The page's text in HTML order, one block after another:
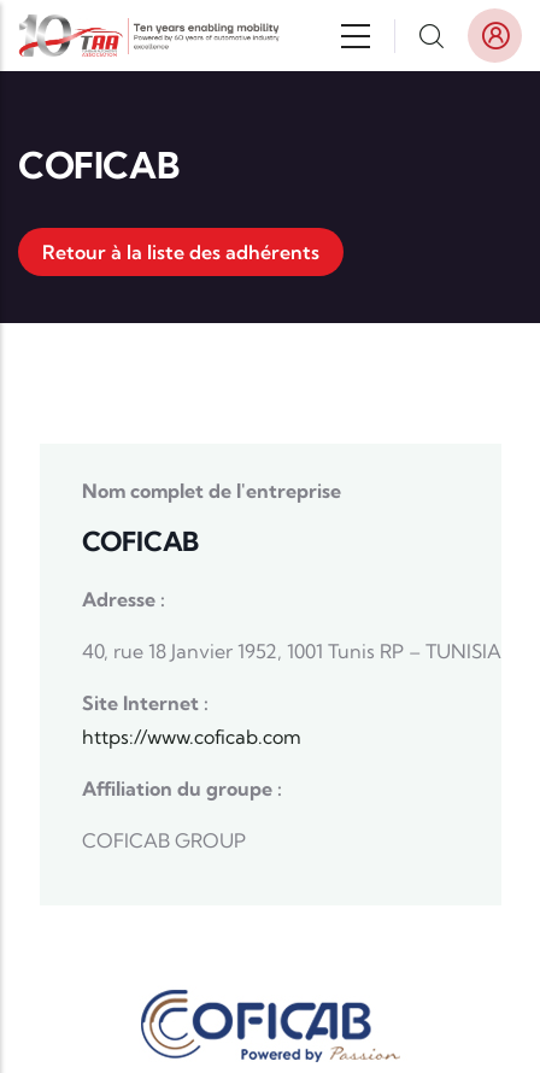
Aller au contenu principal
COFICAB
Retour à la liste des adhérents
Nom complet de l'entreprise
COFICAB
Adresse :
40, rue 18 Janvier 1952, 1001 Tunis RP – TUNISIA
Site Internet :
https://www.coficab.com
Affiliation du groupe :
COFICAB GROUP